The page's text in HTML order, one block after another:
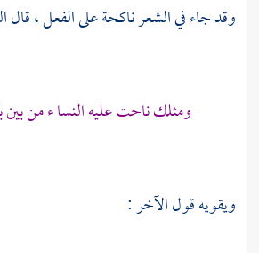
وقد جاء في الشعر ناكحة على الفعل ، قال
ومثلك ناحت عليه النسا ء من بين
ويقويه قول الآخر :